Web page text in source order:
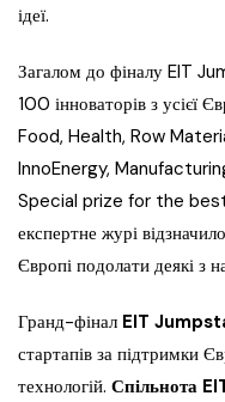
ідеї.
Загалом до фіналу EIT
100 інноваторів з усієї
Food, Health, Row
InnoEnergy,
Special prize for the
експертне журі відзначило
Європі подолати деякі з
Гранд-фінал EIT
стартапів за підтримки
технологій. Спільнота